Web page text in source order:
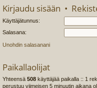
Kirjaudu sisään •
Käyttäjätunnus:
Salasana:
Unohdin salasanani
Paikallaolijat
Yhteensä 508 käyttäjää paikalla :: 1
perustuu viimeisen 5 minuutin aikana